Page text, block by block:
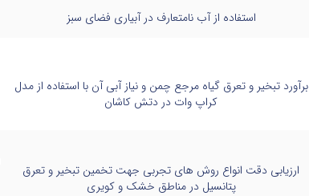
استفاده از آب نامتعارف در آبیاری فضای سبز
برآورد تبخیر و تعرق گیاه مرجع چمن و نیاز آبی آن با استفاده از مدل
کراپ وات در دتش کاشان
ارزیابی دقت انواع روش های تجربی جهت تخمین تبخیر و تعرق
پتانسیل در مناطق خشک و کویری